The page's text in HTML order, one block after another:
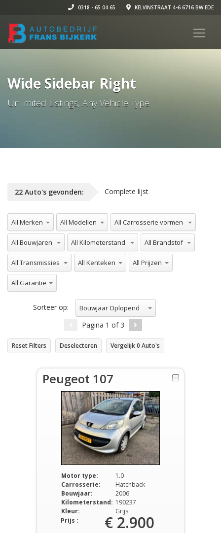
0318 - 65 04 65 KELVINSTRAAT 4-6 6716 BW EDE
Wide Sidebar Right
Unlimited Listings, Any Vehicle Type
22 Auto's gevonden: Complete lijst
All Merken All Modellen All Carrosserie vormen
All Bouwjaren All Kilometerstand All Brandstof
All Transmissies All Kenteken All Prijzen
All Garantie
Sorteer op: Bouwjaar Oplopend
Pagina 1 of 3
Reset Filters Deselecteren Vergelijk0 Auto's
Peugeot 107
Motor type:
1.0
Carrosserie:
Hatchback
Bouwjaar:
2006
Kilometerstand: 190237
Kleur:
Grijs
Prijs : € 2.900